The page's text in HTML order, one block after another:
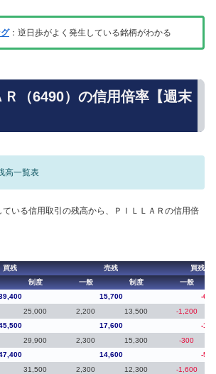
：逆日歩がよく発生している銘柄がわかる
Ｒ（6490）の信用倍率【週末
高一覧表
いる信用取引の残高から、ＰＩＬＬＡＲの信用倍
買残 売残
買残（
制度 一般 制度 一般
15,700
-
25,000 2,200 13,500 -1,200
17,600
-
29,900 2,300 15,300 -300
14,600
-
31,500 2,300 12,300 -1,600